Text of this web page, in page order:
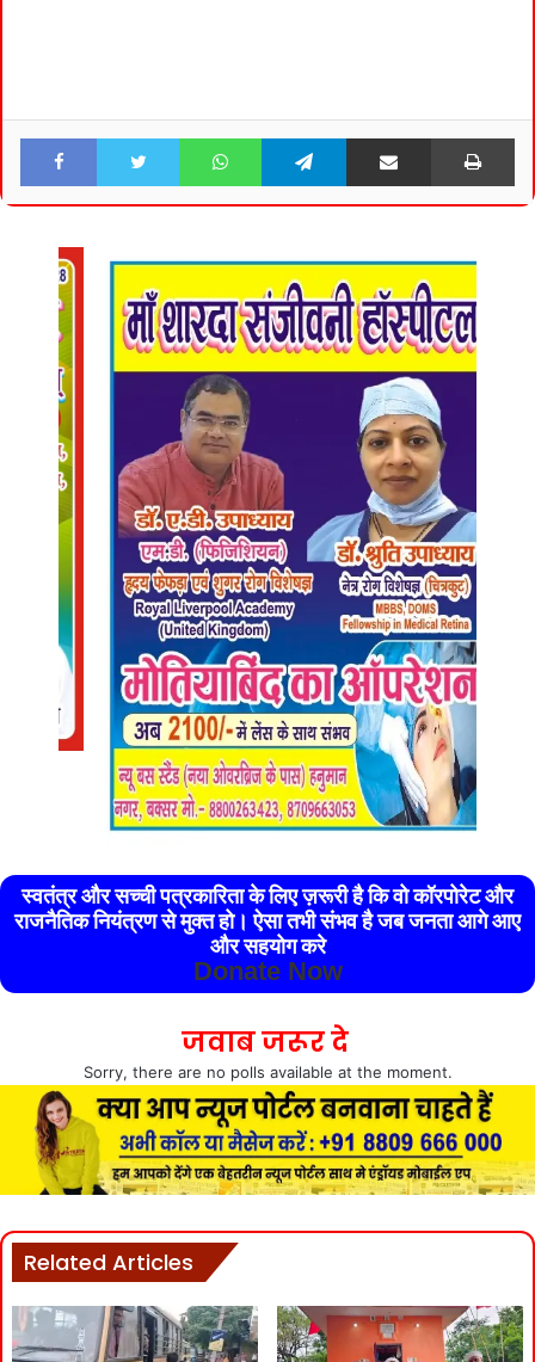
Facebook Twitter WhatsApp Telegram Share via Email
स्वतंत्र और सच्ची पत्रकारिता के लिए ज़रूरी है कि वो कॉरपोरेट और
राजनैतिक नियंत्रण से मुक्त हो। ऐसा तभी संभव है जब जनता आगे आए
और सहयोग करे
Donate Now
जवाब जरूर दे
Sorry, there are no polls available at the moment.
Related Articles